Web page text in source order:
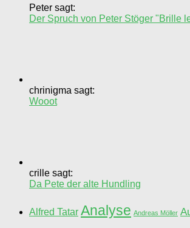
Peter sagt:
Der Spruch von Peter Stöger "Brille
chrinigma sagt:
Wooot
crille sagt:
Da Pete der alte Hundling
Alfred Tatar Analyse Andreas Möller